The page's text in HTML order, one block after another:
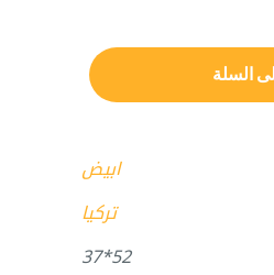
السلة
ابيض
تركيا
52*37